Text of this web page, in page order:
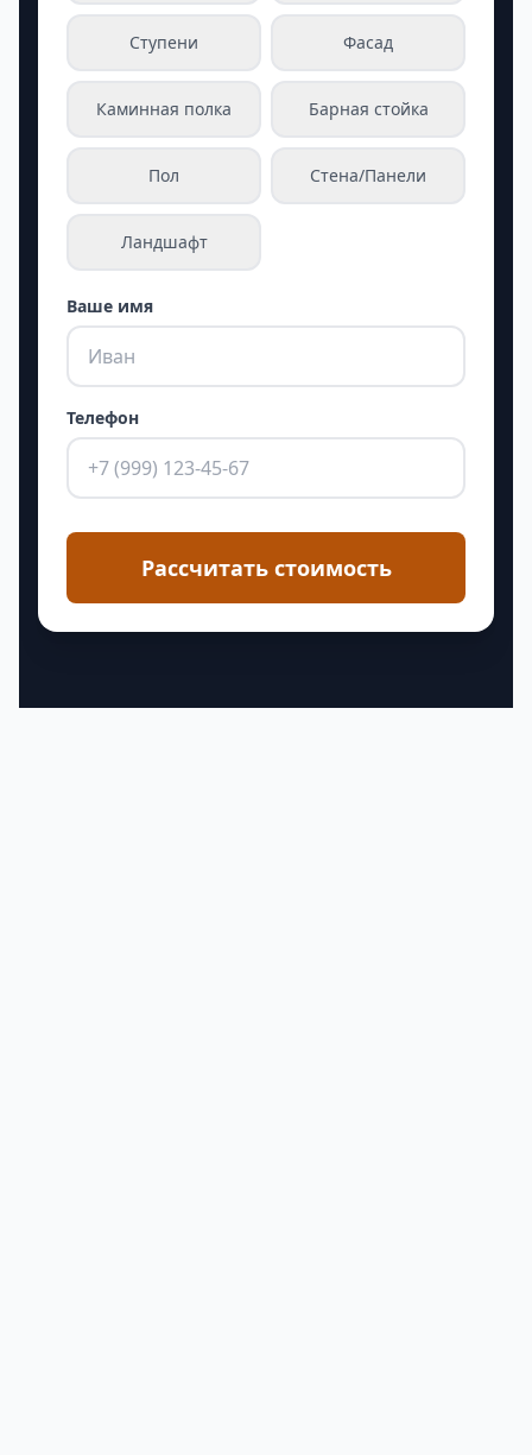
Ступени Фасад
Каминная полка Барная стойка
Пол Стена/Панели
Ландшафт
Ваше имя
Телефон
Рассчитать стоимость